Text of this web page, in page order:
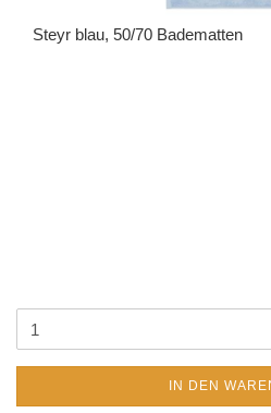
Steyr blau, 50/70 Badematten
IN DEN